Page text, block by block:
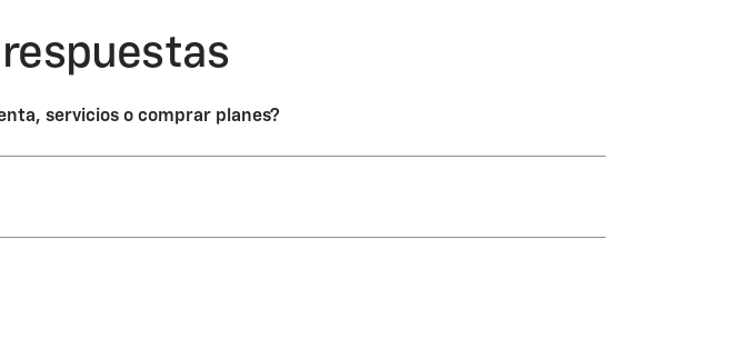
servicios o comprar planes?
servicios, características ni planes. El miembro de la
de OnStar disponibles para usar con ese vehículo.